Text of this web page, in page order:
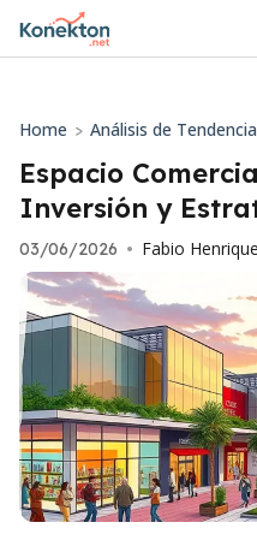
Home > Análisis de
Espacio
Inversión y
03/06/2026 • Fabio Henrique